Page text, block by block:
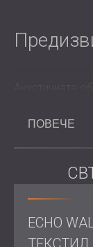
подходящи
изживяване
същевременно
ПОВЕЧЕ
ECHO
ТЕКСТИЛ